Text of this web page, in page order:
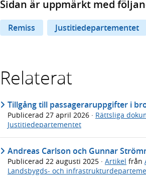
Sidan är uppmärkt med
Remiss Justitiedepartementet
Relaterat
Tillgång till passageraruppgifter i
Publicerad 27 april 2026 · Rättsliga
Justitiedepartementet
Andreas Carlson och Gunnar
Publicerad 22 augusti 2025 · Artikel från
Landsbygds- och